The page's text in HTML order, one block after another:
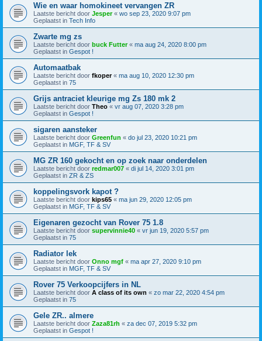
Wie en waar homokineet vervangen ZR
Laatste bericht door Jesper« wo sep 23, 2020 9:07 pm
Geplaatst in Tech Info
Zwarte mg zs
Laatste bericht door buck Futter« ma aug 24, 2020 8:00 pm
Geplaatst in Gespot !
Automaatbak
Laatste bericht door fkoper« ma aug 10, 2020 12:30 pm
Geplaatst in 75
Grijs antraciet kleurige mg Zs 180 mk 2
Laatste bericht door Theo « vr aug 07, 2020 3:28 pm
Geplaatst in Gespot !
sigaren aansteker
Laatste bericht door Greenfun « do jul 23, 2020 10:21 pm
Geplaatst in MGF, TF & SV
MG ZR 160 gekocht en op zoek naar onderdelen
Laatste bericht door redmar007 « di jul 14, 2020 3:01 pm
Geplaatst in ZR & ZS
koppelingsvork kapot ?
Laatste bericht door kips65 « ma jun 29, 2020 12:05 pm
Geplaatst in MGF, TF & SV
Eigenaren gezocht van Rover 75 1.8
Laatste bericht door supervinnie40 « vr jun 19, 2020 5:57 pm
Geplaatst in 75
Radiator lek
Laatste bericht door Onno mgf « ma apr 27, 2020 9:10 pm
Geplaatst in MGF, TF & SV
Rover 75 Verkoopcijfers in NL
Laatste bericht door A class of its own « zo mar 22, 2020 4:54 pm
Geplaatst in 75
Gele ZR.. almere
Laatste bericht door Zaza81rh « za dec 07, 2019 5:32 pm
Geplaatst in Gespot !